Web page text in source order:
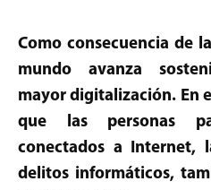
Como consecuencia de
mundo avanza
mayor digitalización. En
que las personas
conectados a Internet,
delitos informáticos,